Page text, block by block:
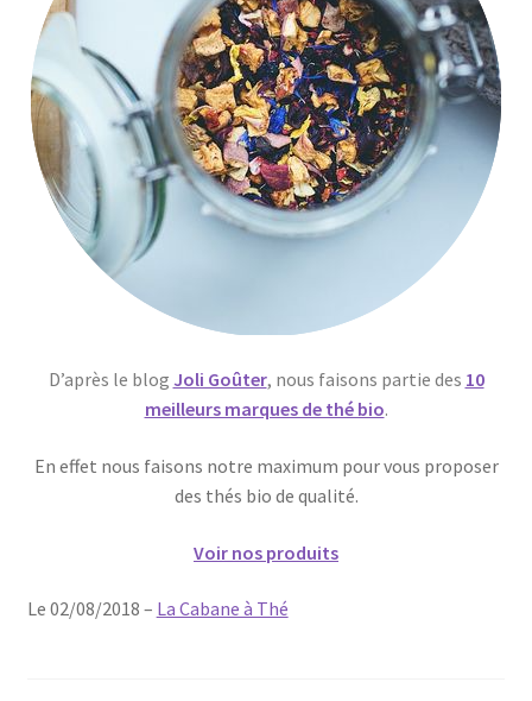
D’après le blog Joli Goûter, nous faisons partie des 10
meilleurs marques de thé bio.
En effet nous faisons notre maximum pour vous proposer
des thés bio de qualité.
Voir nos produits
Le 02/08/2018 – La Cabane à Thé